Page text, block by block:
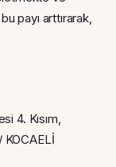
payı arttırarak,
4. Kısım,